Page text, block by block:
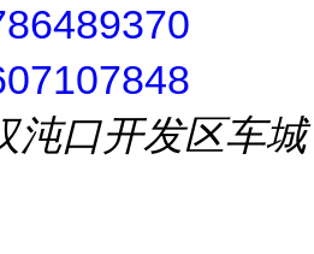
沌口开发区车城